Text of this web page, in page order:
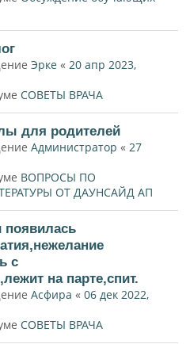
Эрке « 20 апр 2023,
СОВЕТЫ ВРАЧА
для родителей
Администратор « 27
ВОПРОСЫ ПО
ОТ ДАУНСАЙД АП
с
на парте,спит.
Асфира « 06 дек 2022,
СОВЕТЫ ВРАЧА